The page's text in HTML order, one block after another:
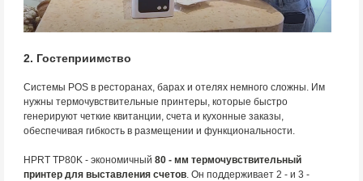
2. Гостеприимство
Системы POS в ресторанах, барах и отелях немного сложны. Им
нужны термочувствительные принтеры, которые быстро
генерируют четкие квитанции, счета и кухонные заказы,
обеспечивая гибкость в размещении и функциональности.
HPRT TP80K - экономичный 80 - мм термочувствительный
принтер для выставления счетов. Он поддерживает 2 - и 3 -